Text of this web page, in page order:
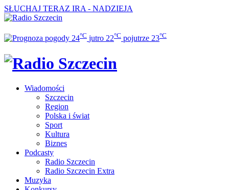
SŁUCHAJ TERAZ IRA - NADZIEJA
24°C jutro 22°C pojutrze 23°C
Wiadomości
Szczecin
Region
Polska i świat
Sport
Kultura
Biznes
Podcasty
Radio Szczecin
Radio Szczecin Extra
Muzyka